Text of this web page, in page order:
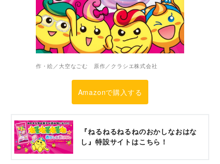
作・絵／大空なごむ 原作／クラシエ株式会社
Amazonで購入する
『ねるねるねるねのおかしなおはな
し』特設サイトはこちら！